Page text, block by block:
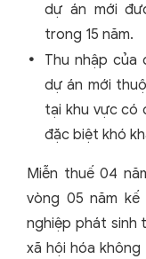
dự án mới
trong 15 năm.
Thu nhập của
dự án mới
tại khu vực có
đặc biệt khó
Miễn thuế 04
vòng 05 năm
nghiệp phát sinh
xã hội hóa